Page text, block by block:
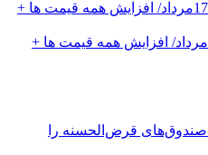
قیمت طلا و سکه امروز شنبه 17مرداد/ افزایش همه قیمت ها +